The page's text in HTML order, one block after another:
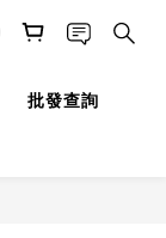
批發查詢